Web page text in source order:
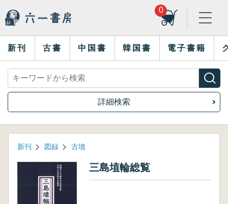
0
新刊 古書 中国書 韓国書 電子書籍
詳細検索
新刊 図録 古墳
三島埴輪総覧